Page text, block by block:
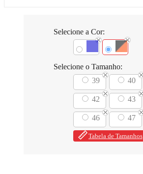
Selecione a Cor:
Selecione o Tamanho:
39
40
42 43
46 47
Tabela de Tamanhos